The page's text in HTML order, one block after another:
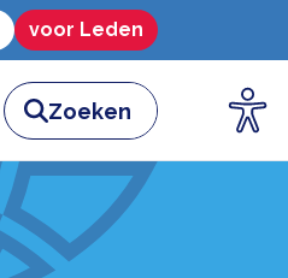
voor Leden